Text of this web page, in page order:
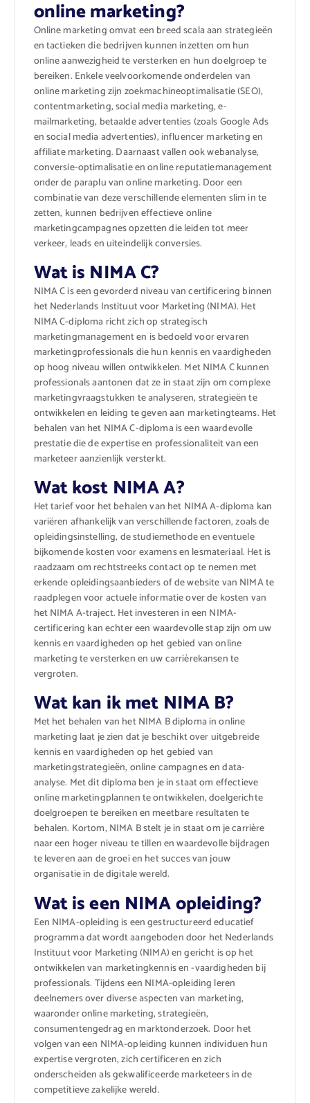
online marketing?
Online marketing omvat een breed scala aan strategieën
en tactieken die bedrijven kunnen inzetten om hun
online aanwezigheid te versterken en hun doelgroep te
bereiken. Enkele veelvoorkomende onderdelen van
online marketing zijn zoekmachineoptimalisatie (SEO),
contentmarketing, social media marketing, e-
mailmarketing, betaalde advertenties (zoals Google Ads
en social media advertenties), influencer marketing en
affiliate marketing. Daarnaast vallen ook webanalyse,
conversie-optimalisatie en online reputatiemanagement
onder de paraplu van online marketing. Door een
combinatie van deze verschillende elementen slim in te
zetten, kunnen bedrijven effectieve online
marketingcampagnes opzetten die leiden tot meer
verkeer, leads en uiteindelijk conversies.
Wat is NIMA C?
NIMA C is een gevorderd niveau van certificering binnen
het Nederlands Instituut voor Marketing (NIMA). Het
NIMA C-diploma richt zich op strategisch
marketingmanagement en is bedoeld voor ervaren
marketingprofessionals die hun kennis en vaardigheden
op hoog niveau willen ontwikkelen. Met NIMA C kunnen
professionals aantonen dat ze in staat zijn om complexe
marketingvraagstukken te analyseren, strategieën te
ontwikkelen en leiding te geven aan marketingteams. Het
behalen van het NIMA C-diploma is een waardevolle
prestatie die de expertise en professionaliteit van een
marketeer aanzienlijk versterkt.
Wat kost NIMA A?
Het tarief voor het behalen van het NIMA A-diploma kan
variëren afhankelijk van verschillende factoren, zoals de
opleidingsinstelling, de studiemethode en eventuele
bijkomende kosten voor examens en lesmateriaal. Het is
raadzaam om rechtstreeks contact op te nemen met
erkende opleidingsaanbieders of de website van NIMA te
raadplegen voor actuele informatie over de kosten van
het NIMA A-traject. Het investeren in een NIMA-
certificering kan echter een waardevolle stap zijn om uw
kennis en vaardigheden op het gebied van online
marketing te versterken en uw carrièrekansen te
vergroten.
Wat kan ik met NIMA B?
Met het behalen van het NIMA B diploma in online
marketing laat je zien dat je beschikt over uitgebreide
kennis en vaardigheden op het gebied van
marketingstrategieën, online campagnes en data-
analyse. Met dit diploma ben je in staat om effectieve
online marketingplannen te ontwikkelen, doelgerichte
doelgroepen te bereiken en meetbare resultaten te
behalen. Kortom, NIMA B stelt je in staat om je carrière
naar een hoger niveau te tillen en waardevolle bijdragen
te leveren aan de groei en het succes van jouw
organisatie in de digitale wereld.
Wat is een NIMA opleiding?
Een NIMA-opleiding is een gestructureerd educatief
programma dat wordt aangeboden door het Nederlands
Instituut voor Marketing (NIMA) en gericht is op het
ontwikkelen van marketingkennis en -vaardigheden bij
professionals. Tijdens een NIMA-opleiding leren
deelnemers over diverse aspecten van marketing,
waaronder online marketing, strategieën,
consumentengedrag en marktonderzoek. Door het
volgen van een NIMA-opleiding kunnen individuen hun
expertise vergroten, zich certificeren en zich
onderscheiden als gekwalificeerde marketeers in de
competitieve zakelijke wereld.